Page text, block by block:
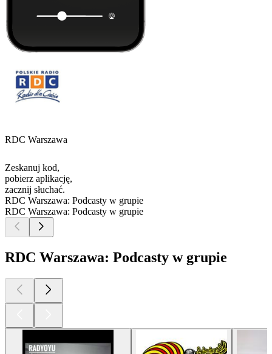
RDC Warszawa
Zeskanuj kod,
pobierz aplikację,
zacznij słuchać.
RDC Warszawa: Podcasty w grupie
RDC Warszawa: Podcasty w grupie
RDC Warszawa: Podcasty w grupie